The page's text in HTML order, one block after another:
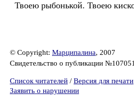
Твоею рыбонькой. Твоею
© Copyright: Марципалина, 2007
Свидетельство о публикации
Список читателей / Версия для печати
Заявить о нарушении